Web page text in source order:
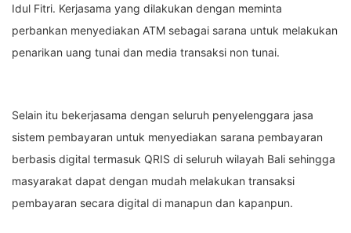
Idul Fitri. Kerjasama yang dilakukan dengan meminta
perbankan menyediakan ATM sebagai sarana untuk melakukan
penarikan uang tunai dan media transaksi non tunai.
Selain itu bekerjasama dengan seluruh penyelenggara jasa
sistem pembayaran untuk menyediakan sarana pembayaran
berbasis digital termasuk QRIS di seluruh wilayah Bali sehingga
masyarakat dapat dengan mudah melakukan transaksi
pembayaran secara digital di manapun dan kapanpun.